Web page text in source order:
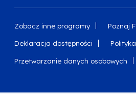
Zobacz inne programy Poznaj
Deklaracja dostępności
Przetwarzanie danych osobowych